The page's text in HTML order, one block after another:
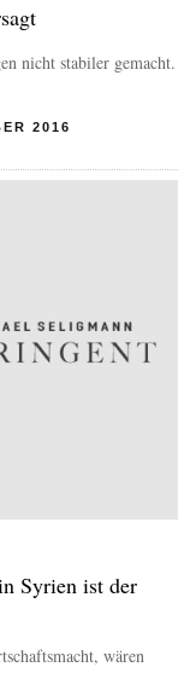
nicht stabiler gemacht.
2016
Syrien ist der
wären